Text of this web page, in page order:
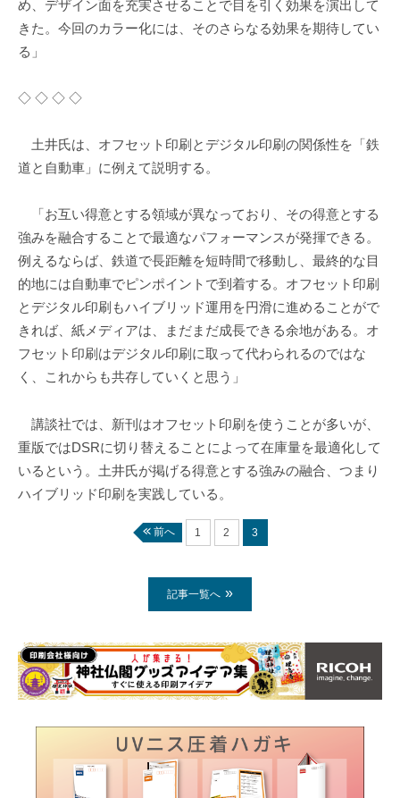
め、デザイン面を充実させることで目を引く効果を演出して
きた。今回のカラー化には、そのさらなる効果を期待してい
る」
◇ ◇ ◇ ◇
土井氏は、オフセット印刷とデジタル印刷の関係性を「鉄
道と自動車」に例えて説明する。
「お互い得意とする領域が異なっており、その得意とする
強みを融合することで最適なパフォーマンスが発揮できる。
例えるならば、鉄道で長距離を短時間で移動し、最終的な目
的地には自動車でピンポイントで到着する。オフセット印刷
とデジタル印刷もハイブリッド運用を円滑に進めることがで
きれば、紙メディアは、まだまだ成長できる余地がある。オ
フセット印刷はデジタル印刷に取って代わられるのではな
く、これからも共存していくと思う」
講談社では、新刊はオフセット印刷を使うことが多いが、
重版ではDSRに切り替えることによって在庫量を最適化して
いるという。土井氏が掲げる得意とする強みの融合、つまり
ハイブリッド印刷を実践している。
前へ 1 2 3
記事一覧へ